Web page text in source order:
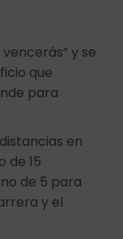
y se
que
para
en
de 15
de 5 para
y el